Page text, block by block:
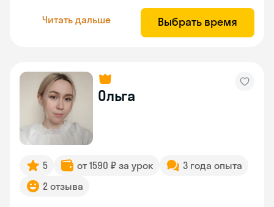
Читать дальше Выбрать время
Ольга
5 от 1590 ₽ за урок
3 года опыта
2 отзыва